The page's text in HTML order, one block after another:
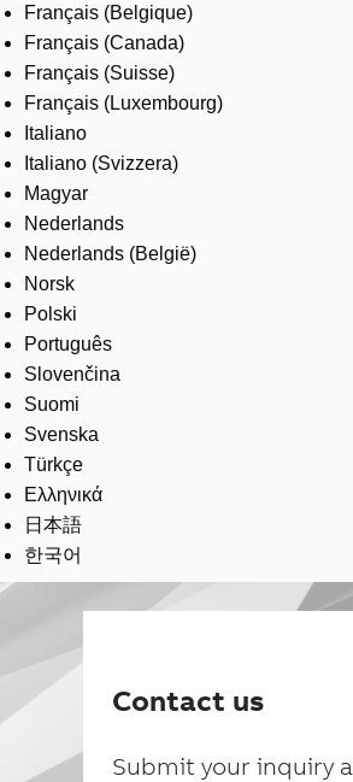
Français (Belgique)
Français (Canada)
Français (Suisse)
Français (Luxembourg)
Italiano
Italiano (Svizzera)
Magyar
Nederlands
Nederlands (België)
Norsk
Polski
Português
Slovenčina
Suomi
Svenska
Türkçe
Ελληνικά
日本語
한국어
Contact us
Submit your inquiry